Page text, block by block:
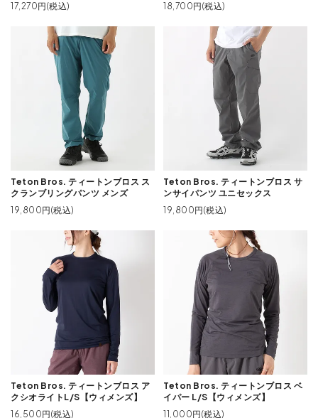
17,270円(税込)
18,700円(税込)
Teton Bros. ティートンブロス ス
クランブリングパンツ メンズ
19,800円(税込)
Teton Bros. ティートンブロス サ
ンサイパンツ ユニセックス
19,800円(税込)
Teton Bros. ティートンブロス ア
クシオライトL/S【ウィメンズ】
16,500円(税込)
Teton Bros. ティートンブロス ベ
イパー L/S【ウィメンズ】
11,000円(税込)